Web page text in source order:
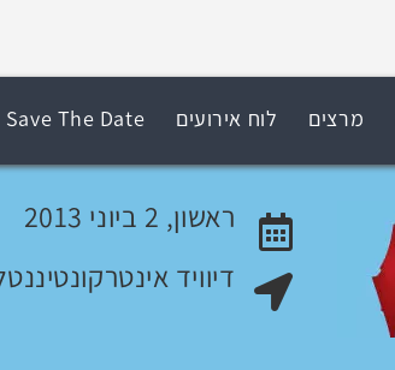
מרצים לוח אירועים Save The Date
האירוע יתקיים בתאריך
ראשון, 2 ביוני 2013
דיוויד